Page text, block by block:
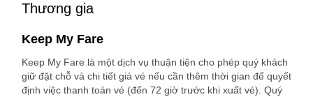
Thương gia
Keep My Fare
Keep My Fare là một dịch vụ thuận tiện cho phép quý khách
giữ đặt chỗ và chi tiết giá vé nếu cần thêm thời gian để quyết
định việc thanh toán vé (đến 72 giờ trước khi xuất vé). Quý